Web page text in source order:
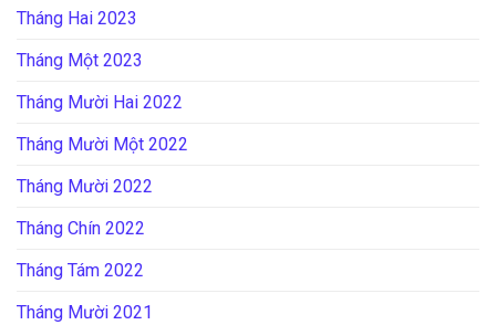
Tháng Hai 2023
Tháng Một 2023
Tháng Mười Hai 2022
Tháng Mười Một 2022
Tháng Mười 2022
Tháng Chín 2022
Tháng Tám 2022
Tháng Mười 2021